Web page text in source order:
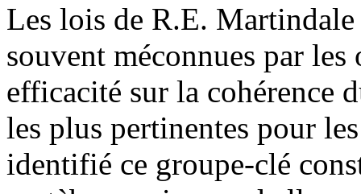
Les lois de R.E.
souvent méconnues par
efficacité sur la cohérence
les plus pertinentes pour
identifié ce groupe-clé